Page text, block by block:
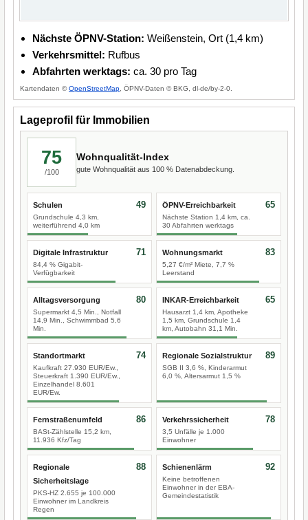
Nächste ÖPNV-Station: Weißenstein, Ort (1,4 km)
Verkehrsmittel: Rufbus
Abfahrten werktags: ca. 30 pro Tag
Kartendaten ©OpenStreetMap , ÖPNV-Daten © BKG, dl-de/by-2-0.
Lageprofil für Immobilien
75
/100
Wohnqualität-Index
gute Wohnqualität aus 100 % Datenabdeckung.
Schulen
Grundschule 4,3 km,
weiterführend 4,0 km
49 ÖPNV-Erreichbarkeit
Nächste Station 1,4 km, ca.
30 Abfahrten werktags
65
Digitale Infrastruktur
84,4 % Gigabit-
Verfügbarkeit
71 Wohnungsmarkt
5,27 €/m² Miete, 7,7 %
Leerstand
83
Alltagsversorgung
Supermarkt 4,5 Min., Notfall
14,9 Min., Schwimmbad 5,6
Min.
80 INKAR-Erreichbarkeit
Hausarzt 1,4 km, Apotheke
1,5 km, Grundschule 1,4
km, Autobahn 31,1 Min.
65
Standortmarkt
Kaufkraft 27.930 EUR/Ew.,
Steuerkraft 1.390 EUR/Ew.,
Einzelhandel 8.601
EUR/Ew.
74 Regionale Sozialstruktur
SGB II 3,6 %, Kinderarmut
6,0 %, Altersarmut 1,5 %
89
Fernstraßenumfeld
BASt-Zählstelle 15,2 km,
11.936 Kfz/Tag
86 Verkehrssicherheit
3,5 Unfälle je 1.000
Einwohner
78
Regionale
Sicherheitslage
PKS-HZ 2.655 je 100.000
Einwohner im Landkreis
Regen
88 Schienenlärm
Keine betroffenen
Einwohner in der EBA-
Gemeindestatistik
92